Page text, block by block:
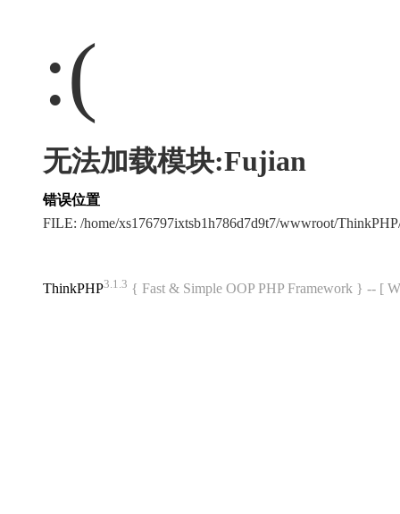
:(
无法加载模块:Fujian
错误位置
FILE: /home/xs176797ixtsb1h786d7d9t7/wwwroot/
ThinkPHP3.1.3 { Fast & Simple OOP PHP Framework } -- [